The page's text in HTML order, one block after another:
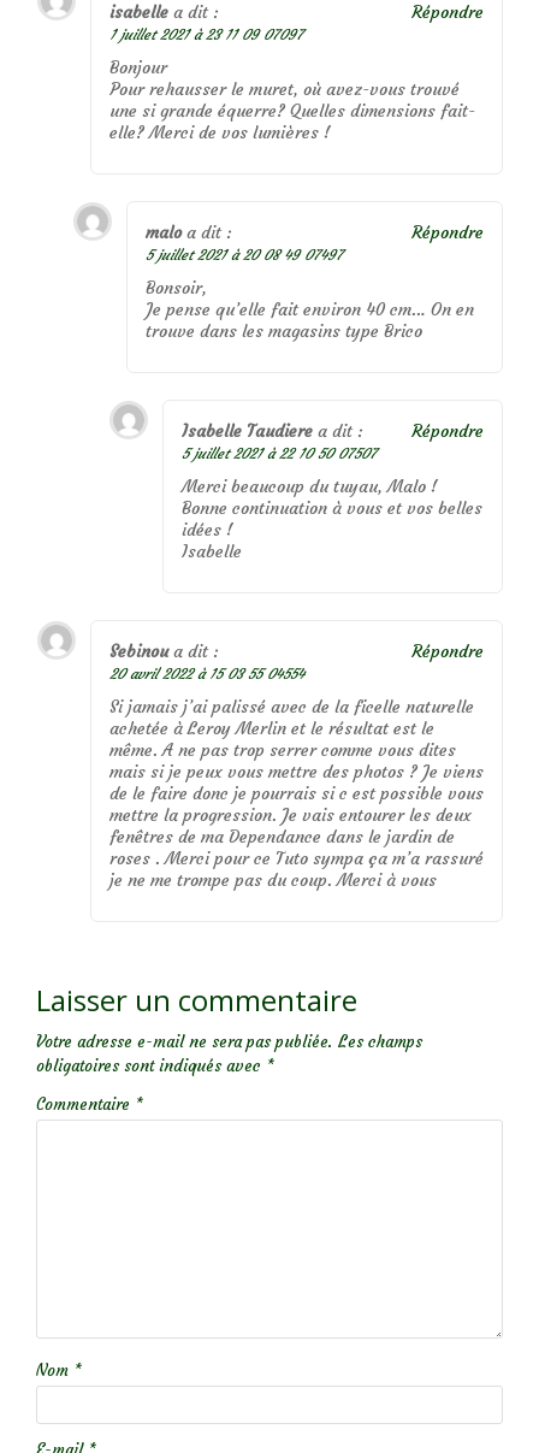
isabelle a dit :
1 juillet 2021 à 23 11 09 07097
Bonjour
Pour rehausser le muret, où avez-vous trouvé
une si grande équerre? Quelles dimensions fait-
elle? Merci de vos lumières !
Répondre
malo a dit :
5 juillet 2021 à 20 08 49 07497
Bonsoir,
Je pense qu’elle fait environ 40 cm… On en
trouve dans les magasins type Brico
Répondre
Isabelle Taudiere a dit :
5 juillet 2021 à 22 10 50 07507
Merci beaucoup du tuyau, Malo !
Bonne continuation à vous et vos belles
idées !
Isabelle
Répondre
Sebinou a dit :
20 avril 2022 à 15 03 55 04554
Si jamais j’ai palissé avec de la ficelle naturelle
achetée à Leroy Merlin et le résultat est le
même. A ne pas trop serrer comme vous dites
mais si je peux vous mettre des photos ? Je viens
de le faire donc je pourrais si c est possible vous
mettre la progression. Je vais entourer les deux
fenêtres de ma Dependance dans le jardin de
roses . Merci pour ce Tuto sympa ça m’a rassuré
je ne me trompe pas du coup. Merci à vous
Répondre
Laisser un commentaire
Votre adresse e-mail ne sera pas publiée. Les champs
obligatoires sont indiqués avec *
Commentaire *
Nom *